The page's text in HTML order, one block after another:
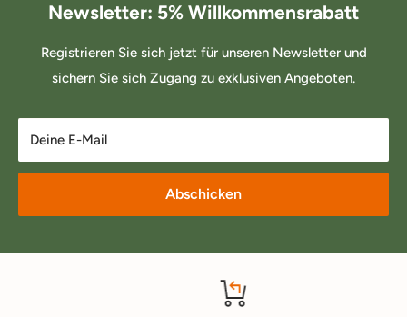
Newsletter: 5% Willkommensrabatt
Registrieren Sie sich jetzt für unseren Newsletter und
sichern Sie sich Zugang zu exklusiven Angeboten.
Deine E-Mail
Abschicken